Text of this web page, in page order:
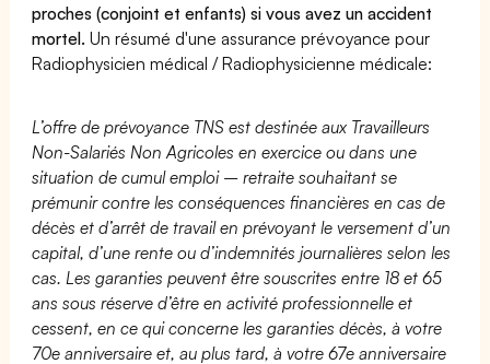
proches (conjoint et enfants) si vous avez un accident
mortel. Un résumé d'une assurance prévoyance pour
Radiophysicien médical / Radiophysicienne médicale:
L’offre de prévoyance TNS est destinée aux Travailleurs
Non-Salariés Non Agricoles en exercice ou dans une
situation de cumul emploi – retraite souhaitant se
prémunir contre les conséquences financières en cas de
décès et d’arrêt de travail en prévoyant le versement d’un
capital, d’une rente ou d’indemnités journalières selon les
cas. Les garanties peuvent être souscrites entre 18 et 65
ans sous réserve d’être en activité professionnelle et
cessent, en ce qui concerne les garanties décès, à votre
70e anniversaire et, au plus tard, à votre 67e anniversaire